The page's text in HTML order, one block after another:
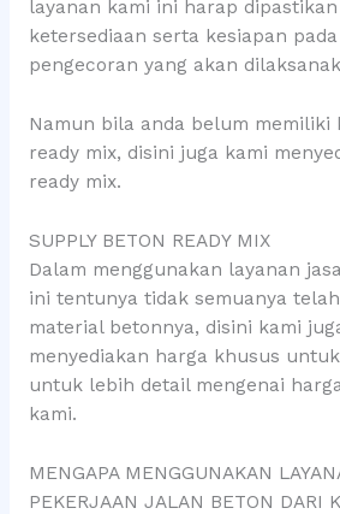
layanan kami ini harap
ketersediaan serta kesiapan
pengecoran yang akan
Namun bila anda belum memiliki
ready mix, disini juga kami
ready mix.
SUPPLY BETON READY MIX
Dalam menggunakan layanan
ini tentunya tidak semuanya
material betonnya, disini kami
menyediakan harga khusus
untuk lebih detail mengenai
kami.
MENGAPA MENGGUNAKAN
PEKERJAAN JALAN BETON DARI